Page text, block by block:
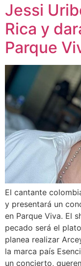
Jessi
Rica y
Parque
El cantante
y presentará un
en Parque Viva. El
pecado será el
planea realizar
la marca país
un concierto,